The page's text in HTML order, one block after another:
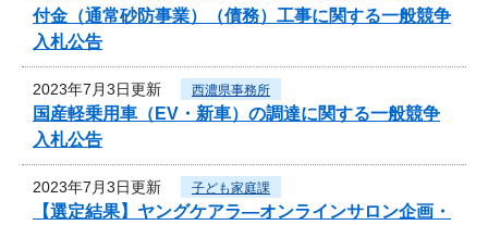
付金（通常砂防事業）（債務）工事に関する一般競争
入札公告
2023年7月3日更新 西濃県事務所
国産軽乗用車（EV・新車）の調達に関する一般競争
入札公告
2023年7月3日更新 子ども家庭課
【選定結果】ヤングケアラ―オンラインサロン企画・